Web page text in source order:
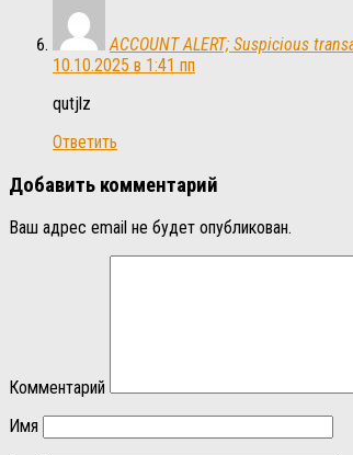
ACCOUNT ALERT; Suspicious
10.10.2025 в 1:41 пп
qutjlz
Ответить
Добавить комментарий
Ваш адрес email не будет опубликован.
Комментарий
Имя